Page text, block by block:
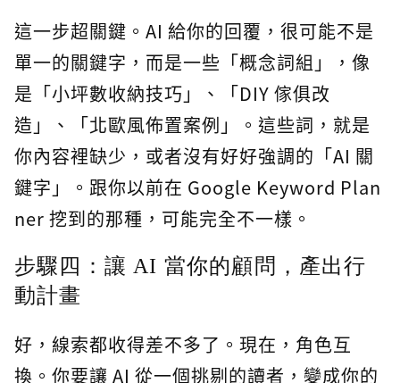
這一步超關鍵。AI 給你的回覆，很可能不是
單一的關鍵字，而是一些「概念詞組」，像
是「小坪數收納技巧」、「DIY 傢俱改
造」、「北歐風佈置案例」。這些詞，就是
你內容裡缺少，或者沒有好好強調的「AI 關
鍵字」。跟你以前在 Google Keyword Plan
ner 挖到的那種，可能完全不一樣。
步驟四：讓 AI 當你的顧問，產出行
動計畫
好，線索都收得差不多了。現在，角色互
換。你要讓 AI 從一個挑剔的讀者，變成你的